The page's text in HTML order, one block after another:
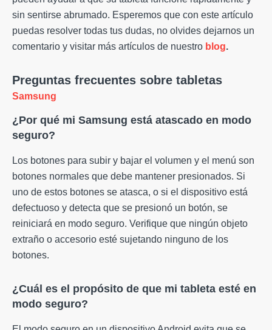
sin sentirse abrumado. Esperemos que con este artículo
puedas resolver todas tus dudas, no olvides dejarnos un
comentario y visitar más artículos de nuestro blog.
Preguntas frecuentes sobre tabletas
Samsung
¿Por qué mi Samsung está atascado en modo
seguro?
Los botones para subir y bajar el volumen y el menú son
botones normales que debe mantener presionados. Si
uno de estos botones se atasca, o si el dispositivo está
defectuoso y detecta que se presionó un botón, se
reiniciará en modo seguro. Verifique que ningún objeto
extraño o accesorio esté sujetando ninguno de los
botones.
¿Cuál es el propósito de que mi tableta esté en
modo seguro?